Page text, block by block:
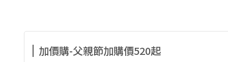
加價購-父親節加購價520起